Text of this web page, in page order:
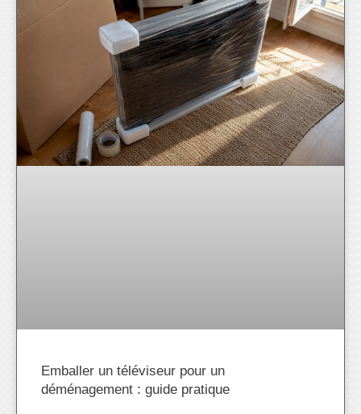
Emballer un téléviseur pour un
déménagement : guide pratique